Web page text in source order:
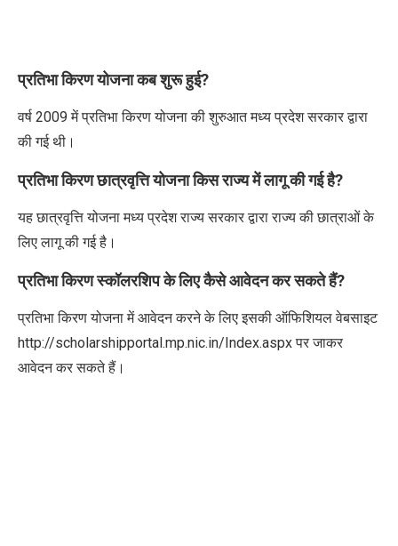
प्रतिभा किरण योजना कब शुरू हुई?
वर्ष 2009 में प्रतिभा किरण योजना की शुरुआत मध्य प्रदेश सरकार द्वारा
की गई थी।
प्रतिभा किरण छात्रवृत्ति योजना किस राज्य में लागू की गई है?
यह छात्रवृत्ति योजना मध्य प्रदेश राज्य सरकार द्वारा राज्य की छात्राओं के
लिए लागू की गई है।
प्रतिभा किरण स्कॉलरशिप के लिए कैसे आवेदन कर सकते हैं?
प्रतिभा किरण योजना में आवेदन करने के लिए इसकी ऑफिशियल वेबसाइट
http://scholarshipportal.mp.nic.in/Index.aspx पर जाकर
आवेदन कर सकते हैं।